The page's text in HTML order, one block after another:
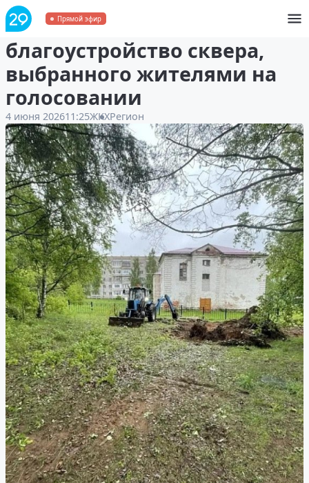
Прямой эфир
В Онеге начали
благоустройство сквера,
выбранного жителями на
голосовании
4 июня 202611:25ЖКХРегион